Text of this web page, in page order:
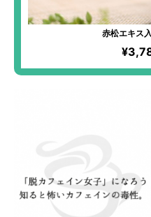
赤松エキス